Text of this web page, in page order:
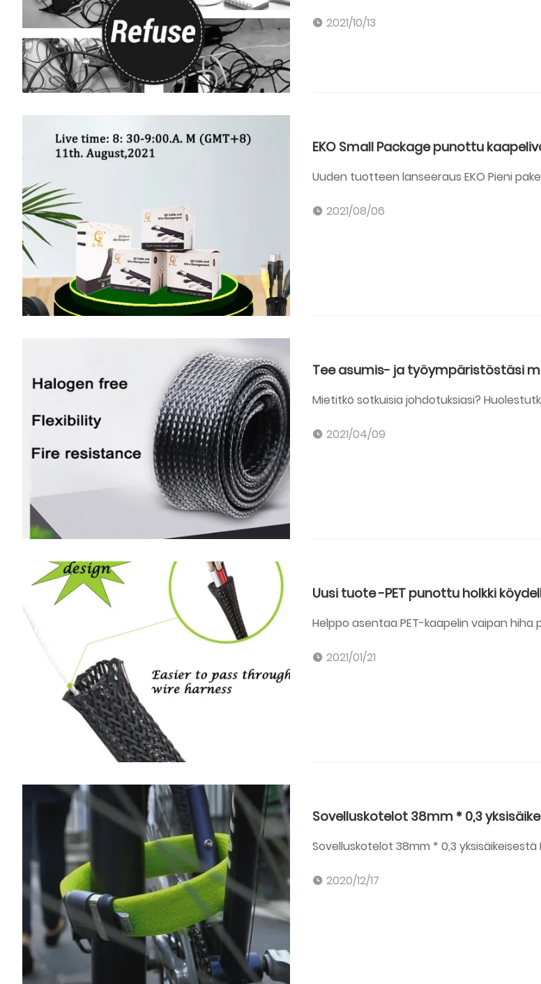
2021/10/13
EKO Small Package punottu
Uuden tuotteen lanseeraus EKO Pieni
2021/08/06
Tee asumis- ja työympäristöstäsi
Mietitkö sotkuisia johdotuksiasi?
2021/04/09
Uusi tuote -PET punottu holkki
Helppo asentaa PET-kaapelin vaipan hiha
2021/01/21
Sovelluskotelot 38mm * 0,3
Sovelluskotelot 38mm * 0,3
2020/12/17